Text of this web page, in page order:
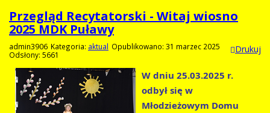
Przegląd Recytatorski - Witaj wiosno
2025 MDK Puławy
Drukuj
admin3906 Kategoria: aktual Opublikowano: 31 marzec 2025
Odsłony: 5661
W dniu 25.03.2025 r.
odbył się w
Młodzieżowym Domu